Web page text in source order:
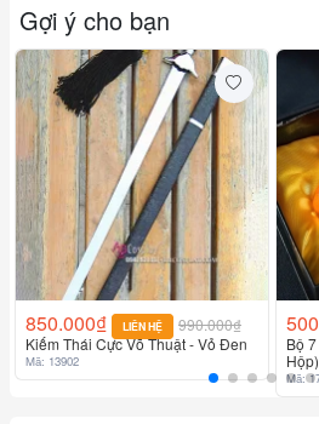
Hỗ trợ phí ship 10.000VNĐ cho đơn
lên và 20.000đ cho đơn hàng trên
Tư vấn mua hàng:03.789.22110
Địa chỉ:118/19 Bạch Đằng, P.24, Q.
Web:
otakul.com
Xem thêm các sản phẩm khác của
Đơn vị tính:
Gợi ý cho bạn
850.000₫ LIÊN HỆ
990.000₫
Kiếm Thái Cực Võ Thuật - Vỏ Đen
Mã: 13902
Bộ
Mã: